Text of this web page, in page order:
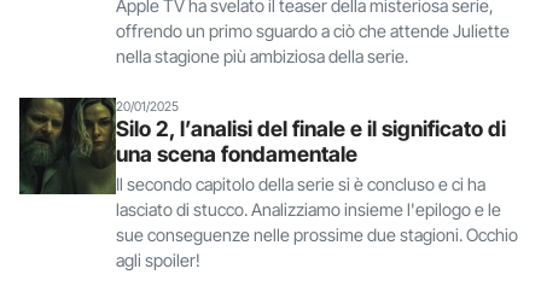
Apple TV ha svelato il teaser della misteriosa serie,
offrendo un primo sguardo a ciò che attende Juliette
nella stagione più ambiziosa della serie.
20/01/2025
Silo 2, l’analisi del finale e il significato di
una scena fondamentale
Il secondo capitolo della serie si è concluso e ci ha
lasciato di stucco. Analizziamo insieme l'epilogo e le
sue conseguenze nelle prossime due stagioni. Occhio
agli spoiler!